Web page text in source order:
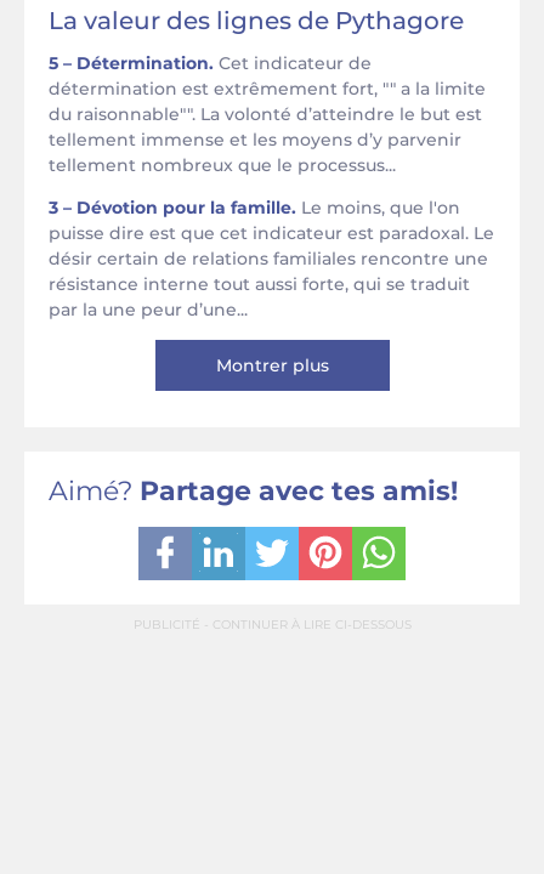
La valeur des lignes de Pythagore
5 – Détermination. Cet indicateur de
détermination est extrêmement fort, "" a la limite
du raisonnable"". La volonté d’atteindre le but est
tellement immense et les moyens d’y parvenir
tellement nombreux que le processus...
3 – Dévotion pour la famille. Le moins, que l'on
puisse dire est que cet indicateur est paradoxal. Le
désir certain de relations familiales rencontre une
résistance interne tout aussi forte, qui se traduit
par la une peur d’une...
Montrer plus
Aimé? Partage avec tes amis!
PUBLICITÉ - CONTINUER À LIRE CI-DESSOUS